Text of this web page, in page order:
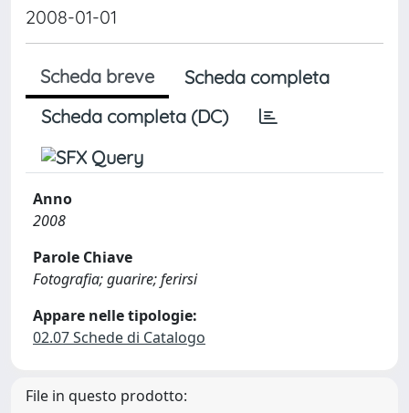
2008-01-01
Scheda breve
Scheda completa
Scheda completa (DC)
Anno
2008
Parole Chiave
Fotografia; guarire; ferirsi
Appare nelle tipologie:
02.07 Schede di Catalogo
File in questo prodotto: